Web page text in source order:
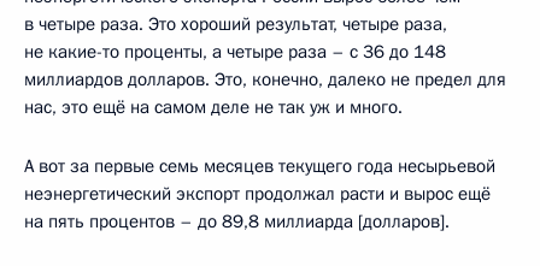
в четыре раза. Это хороший результат, четыре раза,
не какие-то проценты, а четыре раза – с 36 до 148
миллиардов долларов. Это, конечно, далеко не предел для
нас, это ещё на самом деле не так уж и много.
А вот за первые семь месяцев текущего года несырьевой
неэнергетический экспорт продолжал расти и вырос ещё
на пять процентов – до 89,8 миллиарда [долларов].